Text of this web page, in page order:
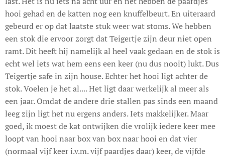
hooi gehad en de katten nog een knuffelbeurt. En uiteraard
gebeurd er op dat laatste stuk weer wat stoms. We hebben
een stok die ervoor zorgt dat Teigertje zijn deur niet open
ramt. Dit heeft hij namelijk al heel vaak gedaan en de stok is
echt wel iets wat hem eens een keer (nu dus nooit) lukt. Dus
Teigertje safe in zijn house. Echter het hooi ligt achter de
stok. Voelen je het al.... Het ligt daar werkelijk al meer als
een jaar. Omdat de andere drie stallen pas sinds een maand
leeg zijn ligt het nu ergens anders. Iets makkelijker. Maar
goed, ik moest de kat ontwijken die vrolijk iedere keer mee
loopt van hooi naar box van box naar hooi en dat vier
(normaal vijf keer i.v.m. vijf paardjes daar) keer, de vijfde